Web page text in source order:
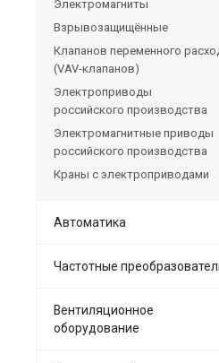
Электромагниты
Взрывозащищённые
Клапанов переменного
(VAV-клапанов)
Электроприводы
российского производства
Электромагнитные приводы
российского производства
Краны с электроприводами
Автоматика
Частотные
Вентиляционное
оборудование